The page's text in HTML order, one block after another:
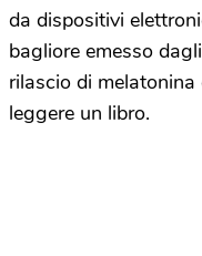
da dispositivi
bagliore emesso
rilascio di
leggere un libro.